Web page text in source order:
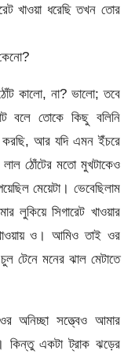
খাওয়া ধরেছি তখন তোর
কালো, না? ভালো; তবে
তোকে কিছু বলিনি
করছি, আর যদি এমন ইঁচরে
ঠোঁটের মতো মুখটাকেও
মেয়েটা। ভেবেছিলাম
লুকিয়ে সিগারেট খাওয়ার
ও। আমিও তাই ওর
টেনে মনের ঝাল মেটাতে
অনিচ্ছা সত্ত্বেও আমার
কিন্তু একটা ট্রাক ঝড়ের